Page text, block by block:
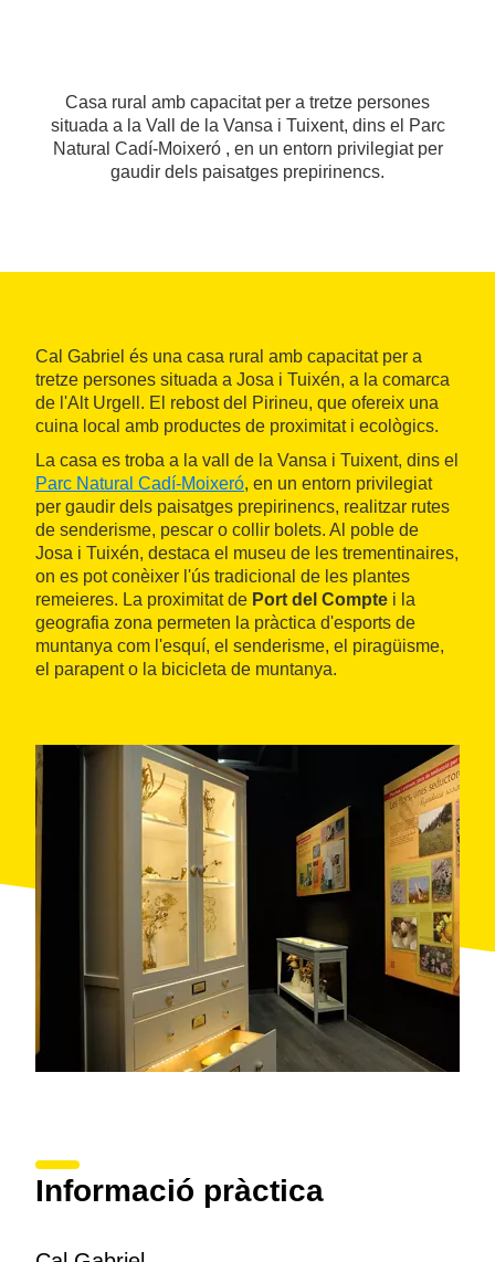
Casa rural amb capacitat per a tretze persones
situada a la Vall de la Vansa i Tuixent, dins el Parc
Natural Cadí-Moixeró , en un entorn privilegiat per
gaudir dels paisatges prepirinencs.
Cal Gabriel és una casa rural amb capacitat per a
tretze persones situada a Josa i Tuixén, a la comarca
de l'Alt Urgell. El rebost del Pirineu, que ofereix una
cuina local amb productes de proximitat i ecològics.
La casa es troba a la vall de la Vansa i Tuixent, dins el
Parc Natural Cadí-Moixeró, en un entorn privilegiat
per gaudir dels paisatges prepirinencs, realitzar rutes
de senderisme, pescar o collir bolets. Al poble de
Josa i Tuixén, destaca el museu de les trementinaires,
on es pot conèixer l'ús tradicional de les plantes
remeieres. La proximitat de Port del Compte i la
geografia zona permeten la pràctica d'esports de
muntanya com l'esquí, el senderisme, el piragüisme,
el parapent o la bicicleta de muntanya.
Informació pràctica